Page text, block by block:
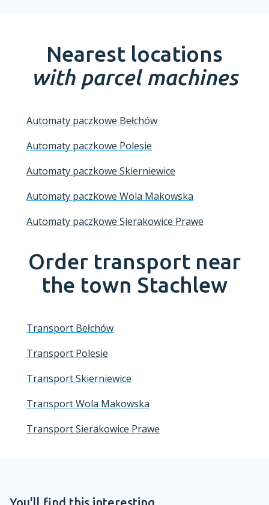
Nearest locations
with parcel machines
Automaty paczkowe Bełchów
Automaty paczkowe Polesie
Automaty paczkowe Skierniewice
Automaty paczkowe Wola Makowska
Automaty paczkowe Sierakowice Prawe
Order transport near
the town Stachlew
Transport Bełchów
Transport Polesie
Transport Skierniewice
Transport Wola Makowska
Transport Sierakowice Prawe